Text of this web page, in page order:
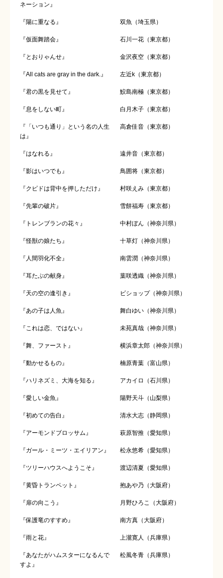
ネーション』
『陽に重なる』 双魚（埼玉県）
『仮面舞踏会』 石川一花（東京都）
『とおりゃんせ』 金沢夜空（東京都）
『All cats are gray in the dark.』 左近k（東京都）
『君の黒を見せて』 鮫島南極（東京都）
『息をしない町』 白月木子（東京都）
『「いつも通り」という名の人生
は』
高倉佳音（東京都）
『はなれる』 遠井音（東京都）
『影はいつでも』 鳥囲将（東京都）
『クピドは背中を押しただけ』 村咲えみ（東京都）
『先輩の破片』 雪餅福寿（東京都）
『トレンブランの花々』 中村ぼん（神奈川県）
『怪獣の娘たち』 十草灯（神奈川県）
『人間羽化不全』 南雲潤（神奈川県）
『耳たぶの献身』 葉咲透織（神奈川県）
『天の空の逢引き』 ビショップ（神奈川県）
『あの子は人魚』 舞白ゆい（神奈川県）
『これは恋、ではない』 未苑真哉（神奈川県）
『舞、ファースト』 横浜章太郎（神奈川県）
『動かせるもの』 楠原青葉（富山県）
『ハリネズミ、大海を知る』 アカイロ（石川県）
『愛しい金魚』 陽野天斗（山梨県）
『初めての告白』 清水大志（静岡県）
『アーモンドブロッサム』 萩原智推（愛知県）
『ガール・ミーツ・エイリアン』 松永悠希（愛知県）
『ツリーハウスへようこそ』 渡辺清夏（愛知県）
『黄昏トランペット』 抱あや乃（大阪府）
『扉の向こう』 月野ひろこ（大阪府）
『保護竜のすすめ』 南方真（大阪府）
『雨と花』 上瀧寛人（兵庫県）
『あなたがハムスターになるんで
すよ』
松風冬青（兵庫県）